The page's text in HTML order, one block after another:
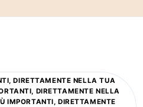
DIRETTAMENTE NELLA TUA
DIRETTAMENTE NELLA
IMPORTANTI, DIRETTAMENTE